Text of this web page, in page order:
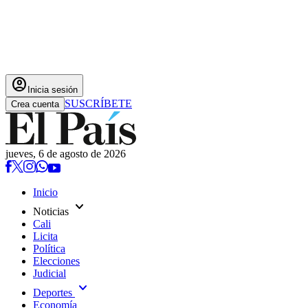
account_circle Inicia sesión
Crea cuenta SUSCRÍBETE
jueves, 6 de agosto de 2026
Inicio
Noticias expand_more
Cali
Licita
Política
Elecciones
Judicial
Deportes expand_more
Economía